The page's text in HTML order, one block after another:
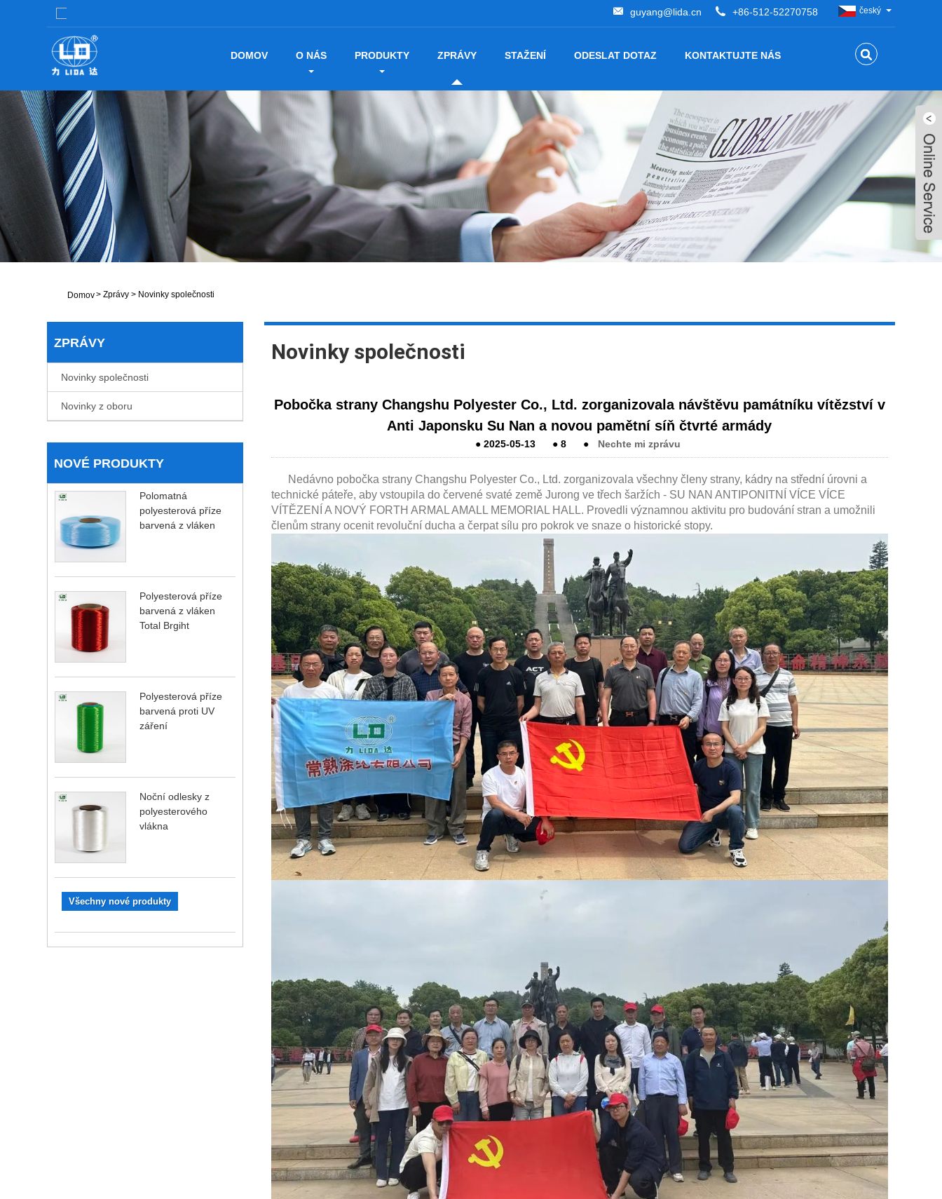
+86-512-52270758
guyang@lida.cn český
DOMOV O NÁS PRODUKTY ZPRÁVY STAŽENÍ ODESLAT DOTAZ KONTAKTUJTE NÁS
Domov> Zprávy > Novinky společnosti
ZPRÁVY
Novinky společnosti
Novinky z oboru
NOVÉ PRODUKTY
Polomatná
polyesterová příze
barvená z vláken
Polyesterová příze
barvená z vláken
Total Brgiht
Polyesterová příze
barvená proti UV
záření
Noční odlesky z
polyesterového
vlákna
Všechny nové produkty
Novinky společnosti
Pobočka strany Changshu Polyester Co., Ltd. zorganizovala návštěvu památníku vítězství v
Anti Japonsku Su Nan a novou pamětní síň čtvrté armády
●2025-05-13 ●8 ● Nechte mi zprávu
Nedávno pobočka strany Changshu Polyester Co., Ltd. zorganizovala všechny členy strany, kádry na střední úrovni a
technické páteře, aby vstoupila do červené svaté země Jurong ve třech šaržích - SU NAN ANTIPONITNÍ VÍCE VÍCE
VÍTĚZENÍ A NOVÝ FORTH ARMAL AMALL MEMORIAL HALL. Provedli významnou aktivitu pro budování stran a umožnili
členům strany ocenit revoluční ducha a čerpat sílu pro pokrok ve snaze o historické stopy.